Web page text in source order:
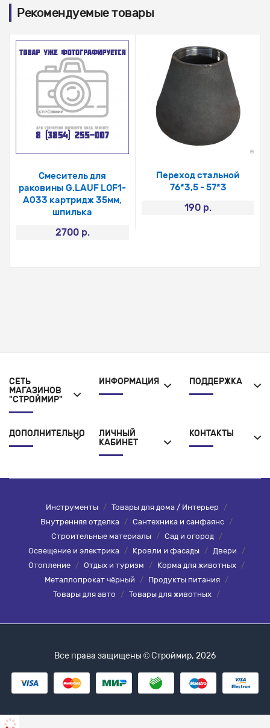
Рекомендуемые товары
Смеситель для
раковины G.LAUF LOF1-
A033 картридж 35мм,
шпилька
2700 р.
Переход стальной
76*3,5 - 57*3
190 р.
СЕТЬ
МАГАЗИНОВ
"СТРОЙМИР"
ИНФОРМАЦИЯ ПОДДЕРЖКА
ДОПОЛНИТЕЛЬНО
ЛИЧНЫЙ
КАБИНЕТ
КОНТАКТЫ
Инструменты / Товары для дома / Интерьер /
Внутренняя отделка / Сантехника и санфаянс /
Строительные материалы
/ Сад и огород
/
Освещение и электрика
/ Кровли и фасады / Двери
/
Отопление / Отдых и туризм / Корма для животных /
Металлопрокат чёрный
/ Продукты питания /
Товары для авто
/ Товары для животных /
Все права защищены © Строймир, 2026